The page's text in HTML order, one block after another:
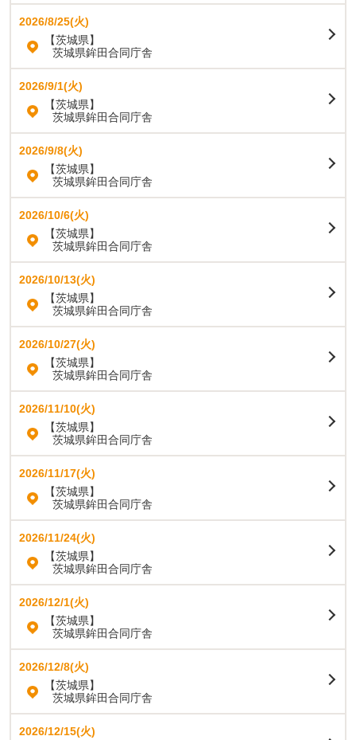
2026/8/25(火)
【茨城県】
茨城県鉾田合同庁舎
2026/9/1(火)
【茨城県】
茨城県鉾田合同庁舎
2026/9/8(火)
【茨城県】
茨城県鉾田合同庁舎
2026/10/6(火)
【茨城県】
茨城県鉾田合同庁舎
2026/10/13(火)
【茨城県】
茨城県鉾田合同庁舎
2026/10/27(火)
【茨城県】
茨城県鉾田合同庁舎
2026/11/10(火)
【茨城県】
茨城県鉾田合同庁舎
2026/11/17(火)
【茨城県】
茨城県鉾田合同庁舎
2026/11/24(火)
【茨城県】
茨城県鉾田合同庁舎
2026/12/1(火)
【茨城県】
茨城県鉾田合同庁舎
2026/12/8(火)
【茨城県】
茨城県鉾田合同庁舎
2026/12/15(火)